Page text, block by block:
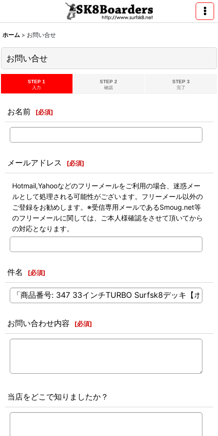
ホーム > お問い合せ
お問い合せ
STEP 1
入力
STEP 2
確認
STEP 3
完了
お名前 [必須]
メールアドレス [必須]
Hotmail,Yahooなどのフリーメールをご利用の場合、迷惑メー
ルとして処理される可能性がございます。フリーメール以外の
ご登録をお勧めします。※受信専用メールであるSmoug.net等
のフリーメールに関しては、ご本人様確認をさせて頂いてから
の対応となります。
件名 [必須]
お問い合わせ内容 [必須]
当店をどこで知りましたか？